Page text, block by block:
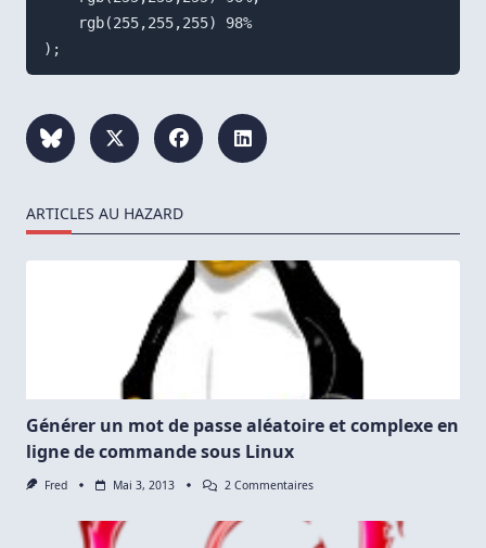
    rgb(255,255,255) 98%
ARTICLES AU HAZARD
Générer un mot de passe aléatoire et complexe en
ligne de commande sous Linux
Fred Mai 3, 2013 2 CommentairesSur